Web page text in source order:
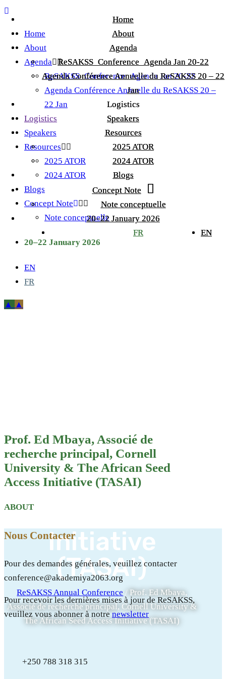
Home
About
Agenda
ReSAKSS_Conference_Agenda Jan 20-22
Agenda Conférence Annuelle du ReSAKSS 20 – 22
Jan
Logistics
Speakers
Resources
2025 ATOR
2024 ATOR
Blogs
Concept Note
Note conceptuelle
20–22 January 2026
EN
FR
Home
About
Agenda
ReSAKSS_Conference_Agenda Jan 20-22
Agenda Conférence Annuelle du ReSAKSS 20 – 22
Jan
Logistics
Speakers
Resources
2025 ATOR
2024 ATOR
Blogs
Concept Note
Note conceptuelle
20–22 January 2026
EN
FR
Home
About
Agenda
ReSAKSS_Conference_Agenda Jan 20-22
Agenda Conférence Annuelle du ReSAKSS 20 –
22 Jan
Logistics
Speakers
Resources
2025 ATOR
2024 ATOR
Blogs
Concept Note
Note conceptuelle
20–22 January 2026
EN
FR
Cornell
University &
The African
Seed Access
Initiative
(TASAI)
ReSAKSS Annual Conference / Prof. Ed Mbaya,
Associé de recherche principal, Cornell University &
The African Seed Access Initiative (TASAI)
Prof. Ed Mbaya, Associé de
recherche principal, Cornell
University & The African Seed
Access Initiative (TASAI)
ABOUT
Nous Contacter
Pour des demandes générales, veuillez contacter
conference@akademiya2063.org
Pour recevoir les dernières mises à jour de ReSAKSS,
veuillez vous abonner à notre newsletter
+250 788 318 315